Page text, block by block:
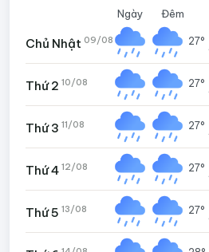
Ngày Đêm
Chủ Nhật 09/08 27°
Thứ 2 10/08 27°
Thứ 3 11/08 27°
Thứ 4 12/08 27°
Thứ 5 13/08 27°